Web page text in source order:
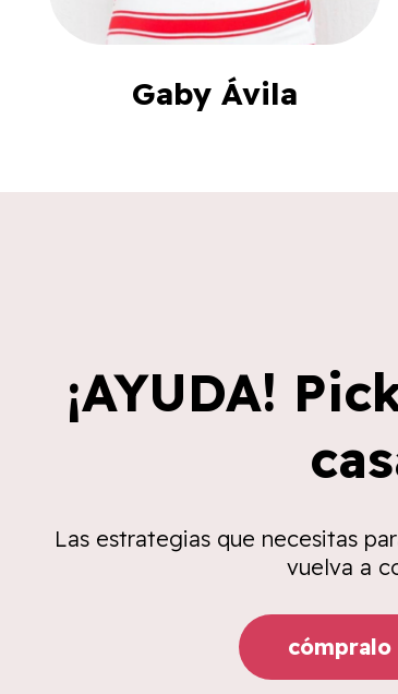
Gaby Ávila
¡AYUDA!
Las estrategias que necesitas
vuelva a
cómpralo